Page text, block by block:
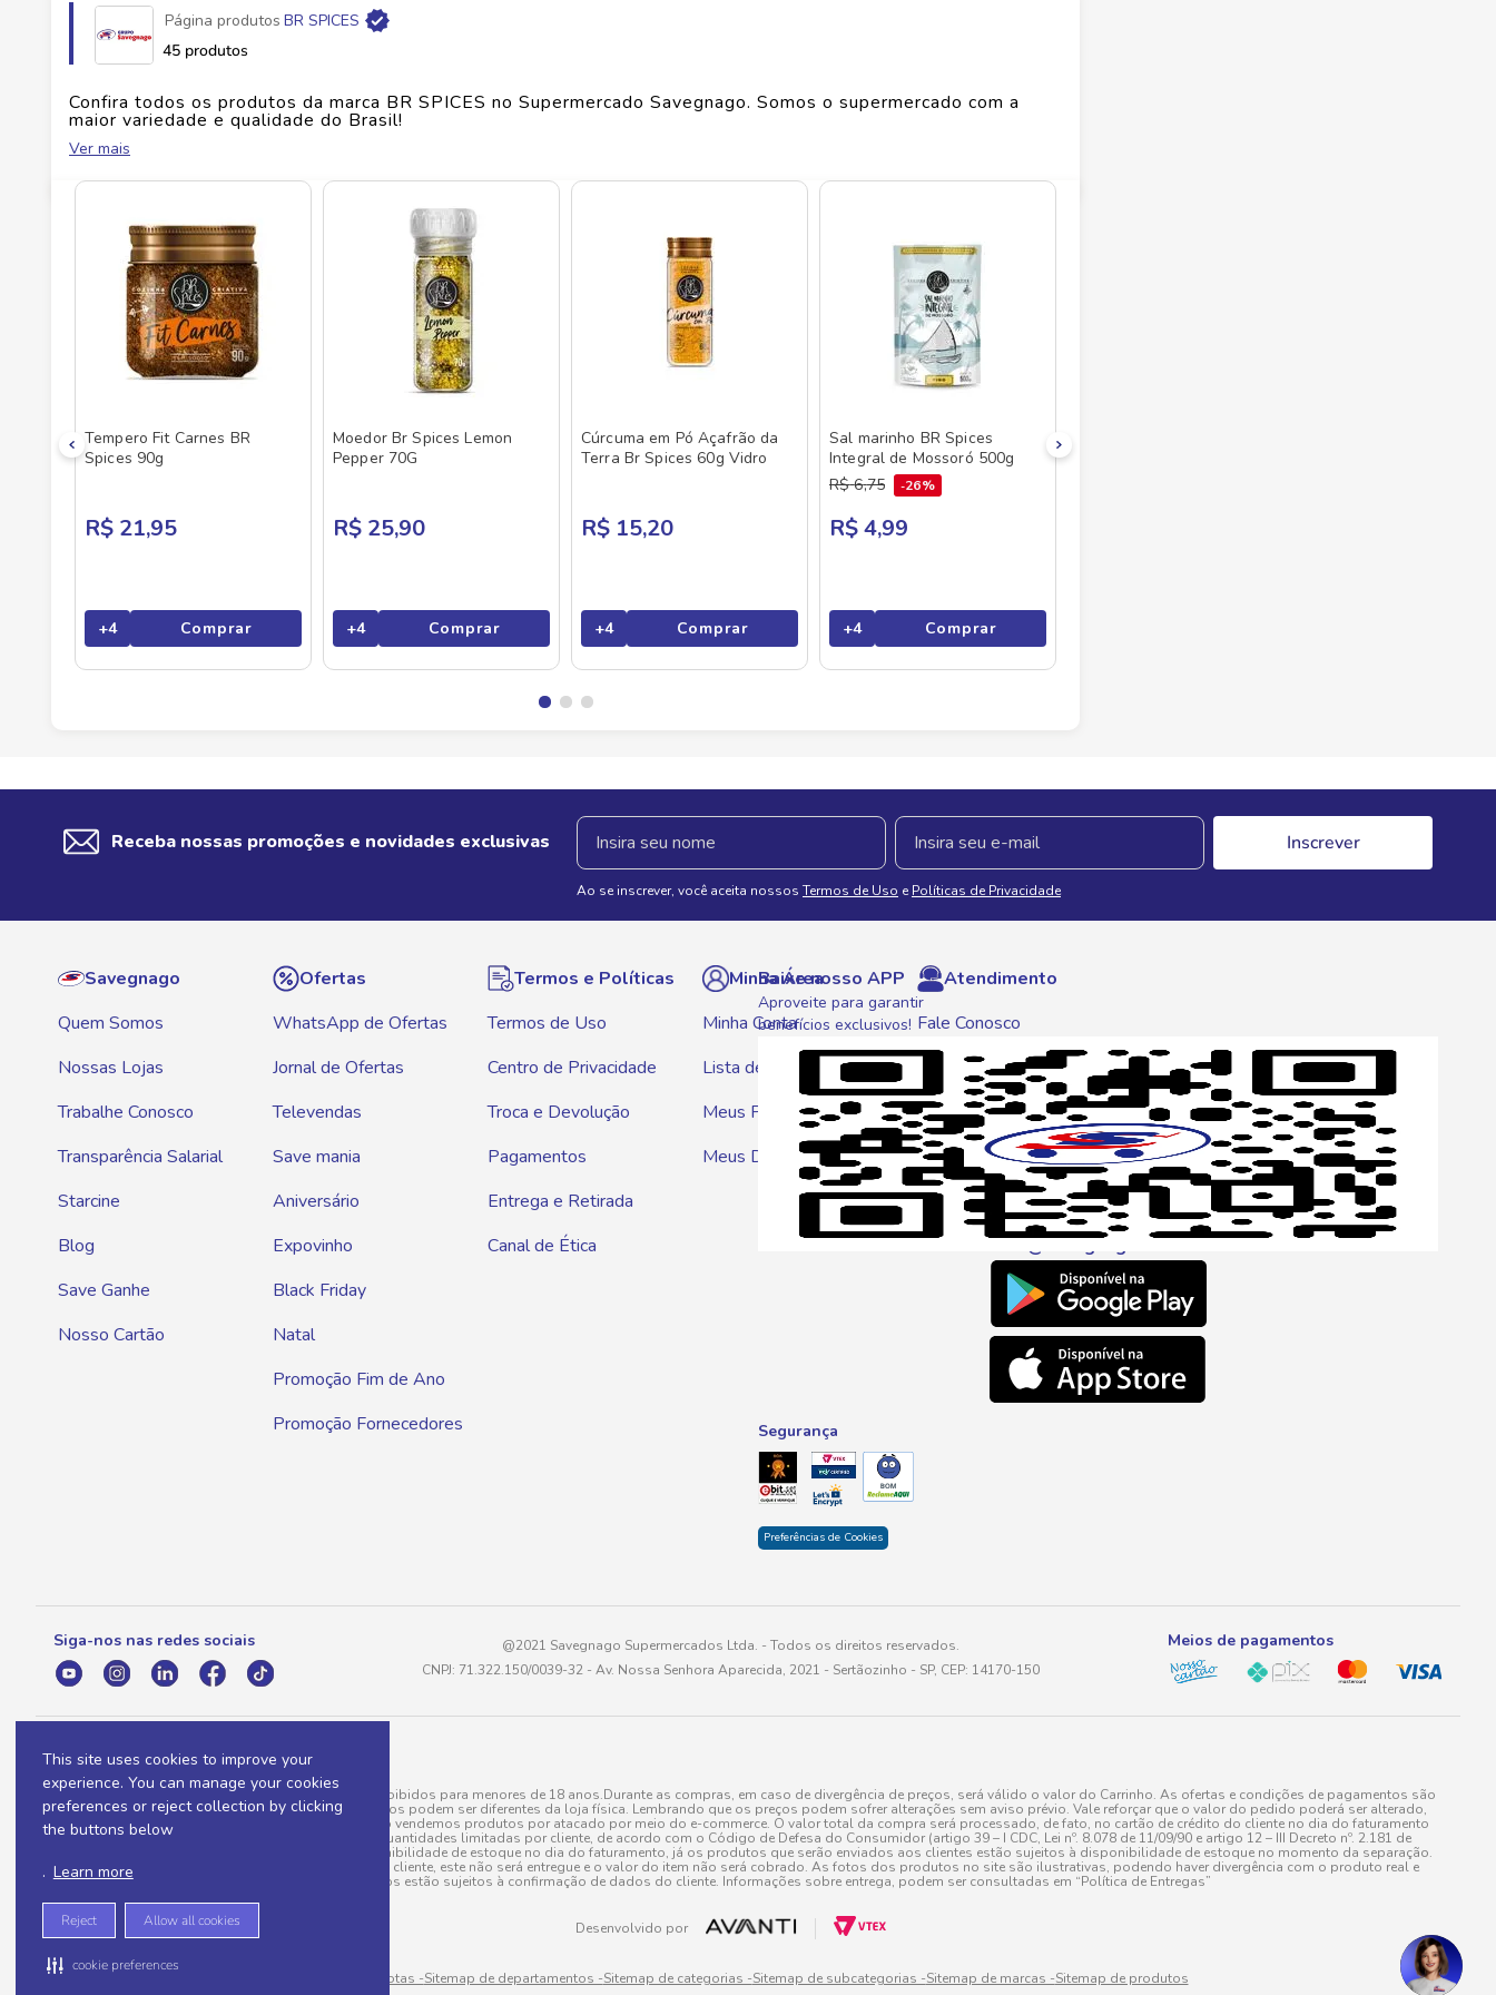
This site uses cookies to improve your
experience. You can manage your cookies
preferences or reject collection by clicking
the buttons below
. Learn more
Reject Allow all cookies
cookie preferences
Fabricante BR SPICES COMERCIO DE ALIM EIR
EAN 7898635644170
Id do produto
Comprimento
Página produtos BR SPICES
45 produtos
Confira todos os produtos da marca BR SPICES no Supermercado Savegnago. Somos o supermercado com a
maior variedade e qualidade do Brasil!
No Savegnago, você encontra uma ampla seleção de produtos
Ver mais
Tempero Fit Carnes BR
Spices 90g
R$ 21,95
+4 Comprar
Moedor Br Spices Lemon
Pepper 70G
R$ 25,90
+4 Comprar
Cúrcuma em Pó Açafrão da
Terra Br Spices 60g Vidro
R$ 15,20
+4 Comprar
Sal marinho BR Spices
Integral de Mossoró 500g
R$ 6,75 26%
R$ 4,99
+4 Comprar
Receba nossas promoções e novidades exclusivas Inscrever
Ao se inscrever, você aceita nossos Termos de Uso e Políticas de Privacidade
Savegnago
Quem Somos
Nossas Lojas
Trabalhe Conosco
Transparência Salarial
Starcine
Blog
Save Ganhe
Nosso Cartão
Ofertas
WhatsApp de Ofertas
Jornal de Ofertas
Televendas
Save mania
Aniversário
Expovinho
Black Friday
Natal
Promoção Fim de Ano
Promoção Fornecedores
Termos e Políticas
Termos de Uso
Centro de Privacidade
Troca e Devolução
Pagamentos
Entrega e Retirada
Canal de Ética
Minha Área
Minha Conta
Lista de Compras
Meus Pedidos
Meus Descontos
Atendimento
Fale Conosco
WhatsApp
Telefone
0800 016 6680
E-mail
atendimento@savegnago.com.br
Baixe nosso APP
Aproveite para garantir
benefícios exclusivos!
Segurança
Preferências de Cookies
Siga-nos nas redes sociais
@2021 Savegnago Supermercados Ltda. - Todos os direitos reservados.
CNPJ: 71.322.150/0039-32 - Av. Nossa Senhora Aparecida, 2021 - Sertãozinho - SP, CEP: 14170-150
Meios de pagamentos
A venda e o consumo de bebidas alcoólicas são proibidos para menores de 18 anos.Durante as compras, em caso de divergência de preços, será válido o valor do Carrinho. As ofertas e condições de pagamentos são
válidas para a loja eletrônica, sendo que seus preços podem ser diferentes da loja física. Lembrando que os preços podem sofrer alterações sem aviso prévio. Vale reforçar que o valor do pedido poderá ser alterado,
para menos, por conta de produtos variáveis; e não vendemos produtos por atacado por meio do e-commerce. O valor total da compra será processado, de fato, no cartão de crédito do cliente no dia do faturamento
do pedido. Produtos em promoção possuem quantidades limitadas por cliente, de acordo com o Código de Defesa do Consumidor (artigo 39 – I CDC, Lei nº. 8.078 de 11/09/90 e artigo 12 – III Decreto nº. 2.181 de
20/03/97). A venda está diretamente ligada à disponibilidade de estoque no dia do faturamento, já os produtos que serão enviados aos clientes estão sujeitos à disponibilidade de estoque no momento da separação.
Caso algum produto venha a faltar no pedido do cliente, este não será entregue e o valor do item não será cobrado. As fotos dos produtos no site são ilustrativas, podendo haver divergência com o produto real e
todos os pedidos estão sujeitos à confirmação de dados do cliente. Informações sobre entrega, podem ser consultadas em “Política de Entregas”
Desenvolvido por
Sitemap de rotas -Sitemap de departamentos -Sitemap de categorias -Sitemap de subcategorias -Sitemap de marcas -Sitemap de produtos